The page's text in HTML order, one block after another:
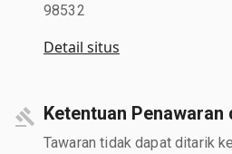
98532
Detail situs
Ketentuan Penawaran
Tawaran tidak dapat ditarik